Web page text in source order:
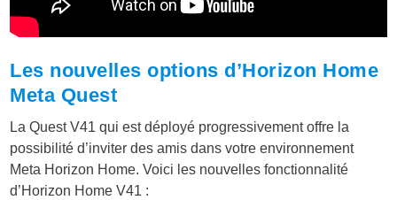
Les nouvelles options d’Horizon Home
Meta Quest
La Quest V41 qui est déployé progressivement offre la
possibilité d’inviter des amis dans votre environnement
Meta Horizon Home. Voici les nouvelles fonctionnalité
d’Horizon Home V41 :